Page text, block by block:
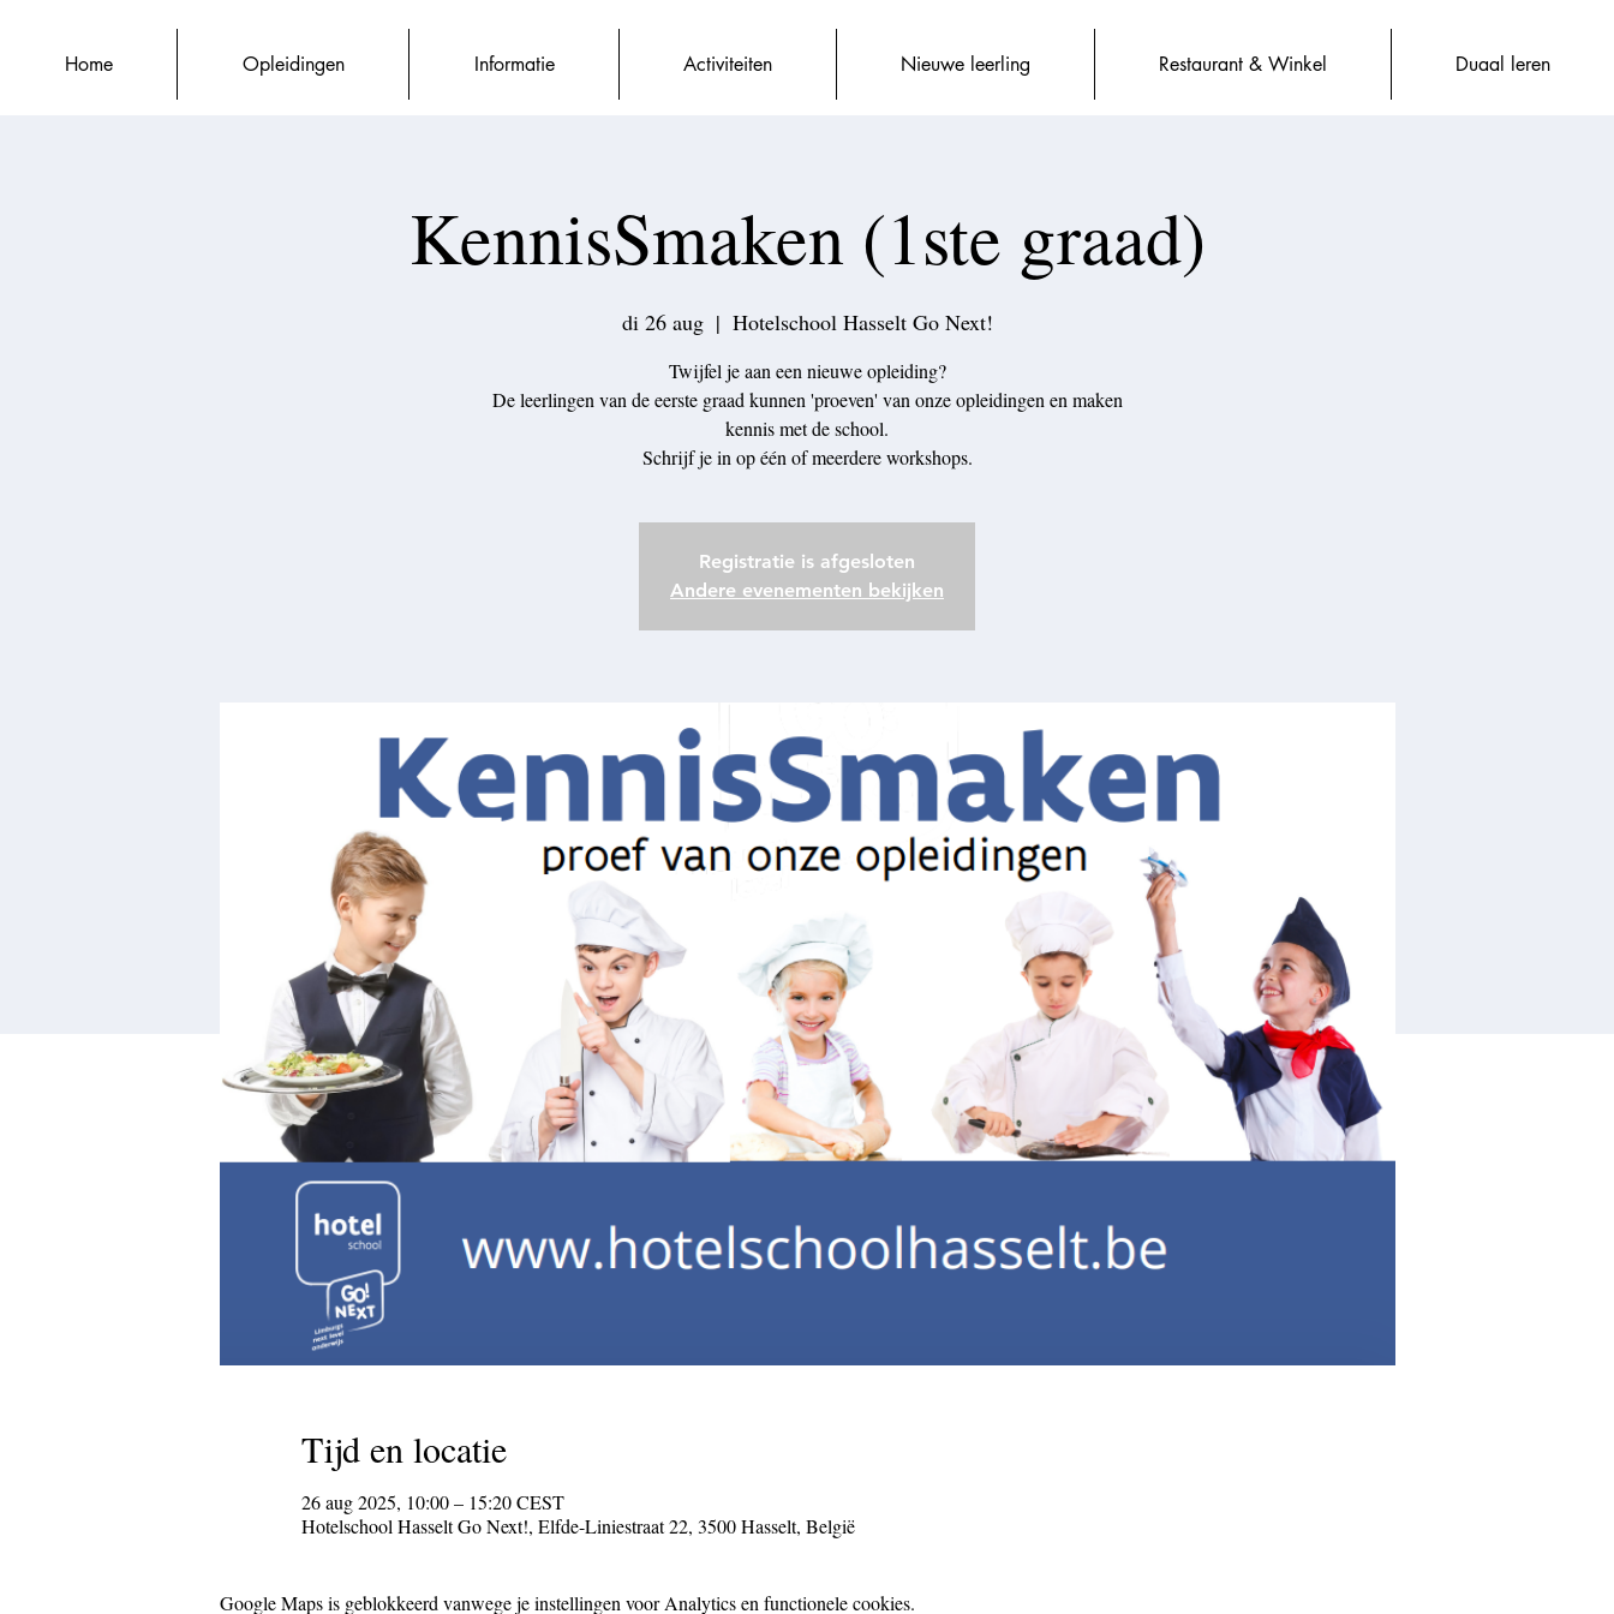
Home Opleidingen Informatie Activiteiten Nieuwe leerling Restaurant & Winkel Duaal leren
KennisSmaken (1ste graad)
di 26 aug
  |
Hotelschool Hasselt Go Next!
Twijfel je aan een nieuwe opleiding?
De leerlingen van de eerste graad kunnen 'proeven' van onze opleidingen en maken
kennis met de school.
Schrijf je in op één of meerdere workshops.
Registratie is afgesloten
Andere evenementen bekijken
Tijd en locatie
26 aug 2025, 10:00 – 15:20 CEST
Hotelschool Hasselt Go Next!, Elfde-Liniestraat 22, 3500 Hasselt, België
Google Maps is geblokkeerd vanwege je instellingen voor Analytics en functionele cookies.